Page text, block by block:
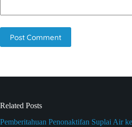
Post Comment
Related Posts
Pemberitahuan Penonaktifan Suplai Air